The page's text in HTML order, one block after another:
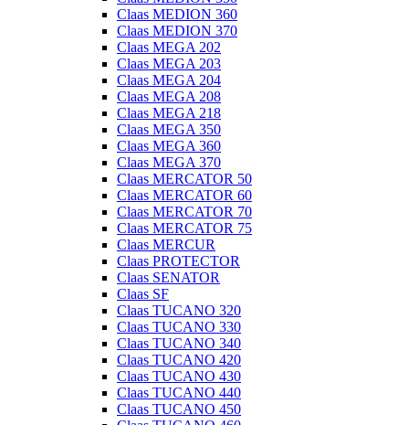
Claas MEDION 360
Claas MEDION 370
Claas MEGA 202
Claas MEGA 203
Claas MEGA 204
Claas MEGA 208
Claas MEGA 218
Claas MEGA 350
Claas MEGA 360
Claas MEGA 370
Claas MERCATOR 50
Claas MERCATOR 60
Claas MERCATOR 70
Claas MERCATOR 75
Claas MERCUR
Claas PROTECTOR
Claas SENATOR
Claas SF
Claas TUCANO 320
Claas TUCANO 330
Claas TUCANO 340
Claas TUCANO 420
Claas TUCANO 430
Claas TUCANO 440
Claas TUCANO 450